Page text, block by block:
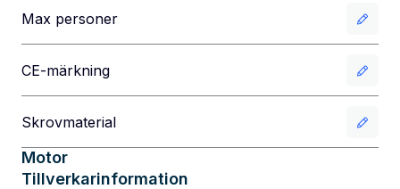
Max personer
CE-märkning
Skrovmaterial
Motor
Tillverkarinformation